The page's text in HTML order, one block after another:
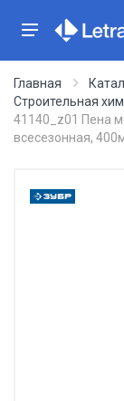
Главная
Строительная
41140_z01 Пена
всесезонная,